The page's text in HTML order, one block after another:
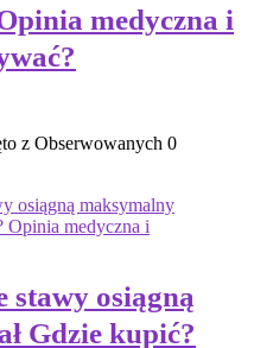
medyczna i
z Obserwowanych 0
stawy osiągną
Gdzie kupić?